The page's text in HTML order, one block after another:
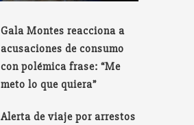
Gala Montes reacciona a
acusaciones de consumo
con polémica frase: “Me
meto lo que quiera”
Alerta de viaje por arrestos